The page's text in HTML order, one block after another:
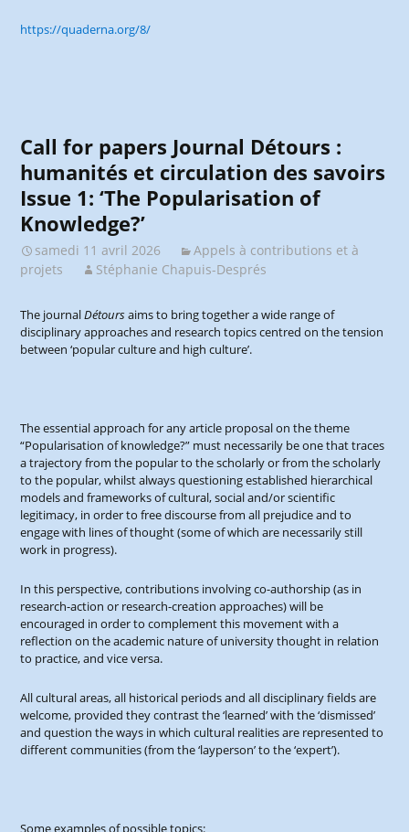
https://quaderna.org/8/
Call for papers Journal Détours :
humanités et circulation des savoirs
Issue 1: ‘The Popularisation of
Knowledge?’
samedi 11 avril 2026
Appels à contributions et à
projets
Stéphanie Chapuis-Després
The journalDétoursaims to bring together a wide range of
disciplinary approaches and research topics centred on the tension
between ‘popular culture and high culture’.
The essential approach for any article proposal on the theme
“Popularisation of knowledge?” must necessarily be one that traces
a trajectory from the popular to the scholarly or from the scholarly
to the popular, whilst always questioning established hierarchical
models and frameworks of cultural, social and/or scientific
legitimacy, in order to free discourse from all prejudice and to
engage with lines of thought (some of which are necessarily still
work in progress).
In this perspective, contributions involving co-authorship (as in
research-action or research-creation approaches) will be
encouraged in order to complement this movement with a
reflection on the academic nature of university thought in relation
to practice, and vice versa.
All cultural areas, all historical periods and all disciplinary fields are
welcome, provided they contrast the ‘learned’ with the ‘dismissed’
and question the ways in which cultural realities are represented to
different communities (from the ‘layperson’ to the ‘expert’).
Some examples of possible topics: